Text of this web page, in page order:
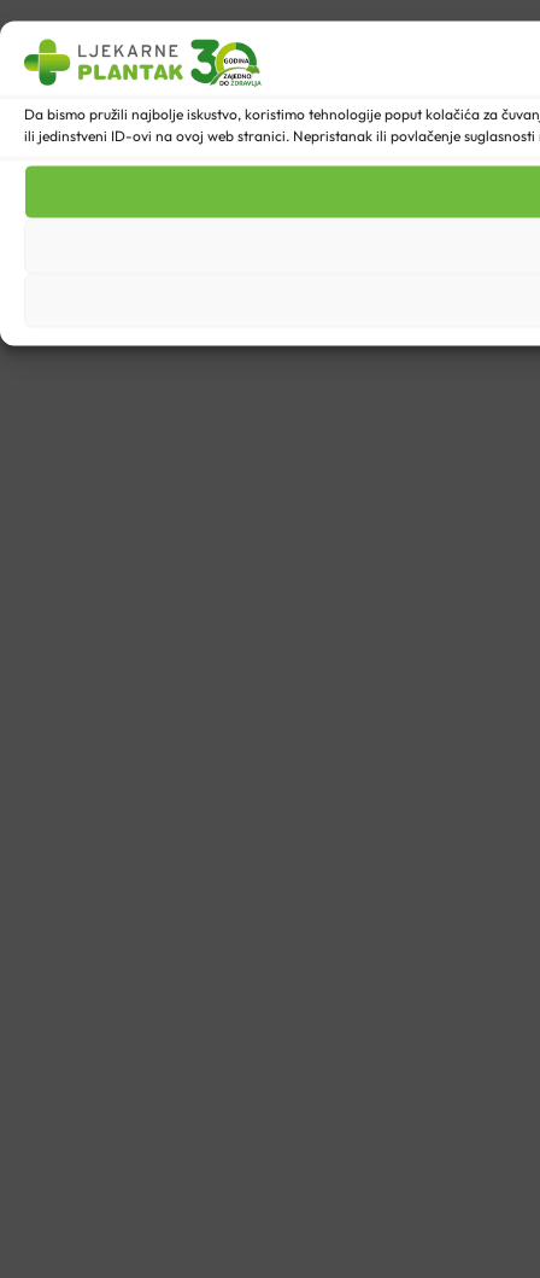
Da bismo pružili najbolje iskustvo, koristimo tehnologije poput kolačića za
ili jedinstveni ID-ovi na ovoj web stranici. Nepristanak ili povlačenje